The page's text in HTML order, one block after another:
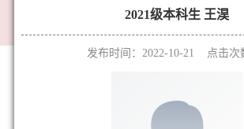
2021级本科生 王淏
发布时间：2022-10-21 点击次